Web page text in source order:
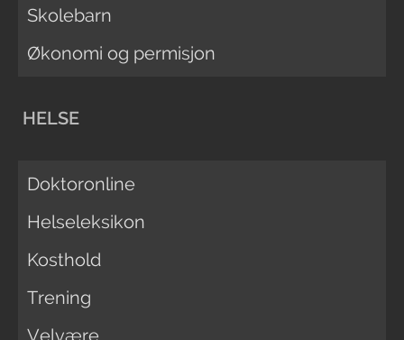
Skolebarn
Økonomi og permisjon
HELSE
Doktoronline
Helseleksikon
Kosthold
Trening
Velvære